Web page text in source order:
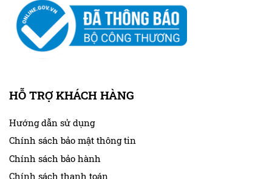
HỖ TRỢ KHÁCH HÀNG
Hướng dẫn sử dụng
Chính sách bảo mật thông tin
Chính sách bảo hành
Chính sách thanh toán